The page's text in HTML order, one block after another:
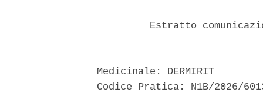
Estratto
  Medicinale: DERMIRIT
Codice Pratica: N1B/2026/